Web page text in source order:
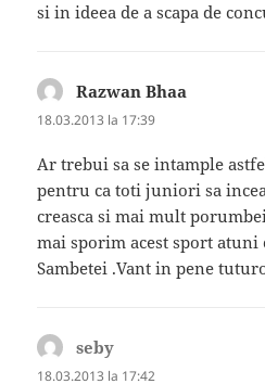
si in ideea de a scapa de
Razwan Bhaa
18.03.2013 la 17:39
Ar trebui sa se intample
pentru ca toti juniori sa
creasca si mai mult
mai sporim acest sport atuni
Sambetei .Vant in pene
seby
18.03.2013 la 17:42